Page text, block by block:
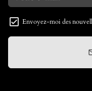
Envoyez-moi des